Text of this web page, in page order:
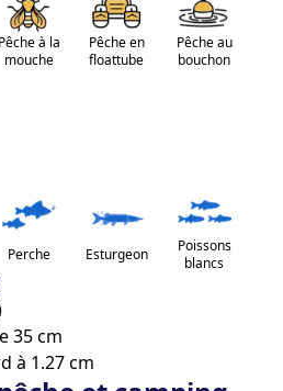
les poissons doivent être
uniquement : Seuls les
Les bateaux à moteur et
strictement interdits.
de forêt, environnement
privés, dont un seul,
pêche (15 ha).
4 à 5 mètres de fond, fonds
forêt).
Pêche à la
mouche
Pêche en
floattube
Pêche au
bouchon
Perche Esturgeon
Poissons
blancs
35 cm
à 1.27 cm